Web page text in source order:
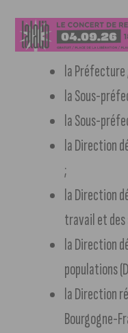
la Préfecture
la Sous-
la Sous-
la Direction
;
la Direction
travail et des
la Direction
populations
la Direction
Bourgogne-